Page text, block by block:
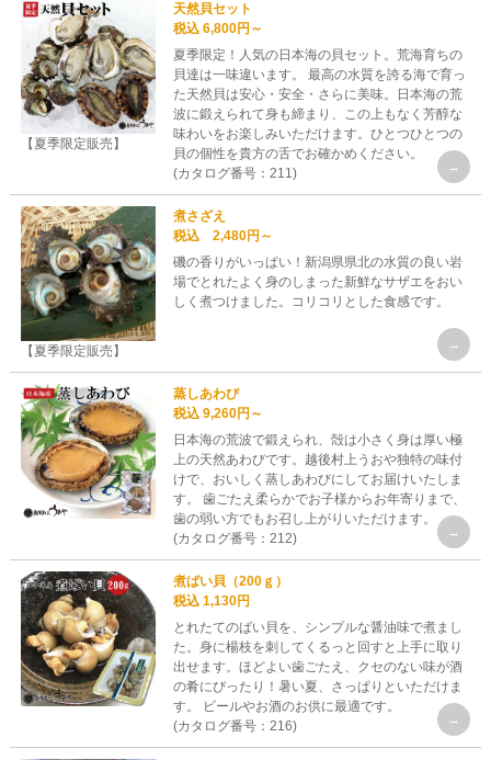
【夏季限定販売】
天然貝セット
税込 6,800円～
夏季限定！人気の日本海の貝セット。荒海育ちの
貝達は一味違います。 最高の水質を誇る海で育っ
た天然貝は安心・安全・さらに美味。日本海の荒
波に鍛えられて身も締まり、この上もなく芳醇な
味わいをお楽しみいただけます。ひとつひとつの
貝の個性を貴方の舌でお確かめください。
(カタログ番号：211)
【夏季限定販売】
煮さざえ
税込 2,480円～
磯の香りがいっぱい！新潟県県北の水質の良い岩
場でとれたよく身のしまった新鮮なサザエをおい
しく煮つけました。コリコリとした食感です。
蒸しあわび
税込 9,260円～
日本海の荒波で鍛えられ、殻は小さく身は厚い極
上の天然あわびです。越後村上うおや独特の味付
けで、おいしく蒸しあわびにしてお届けいたしま
す。 歯ごたえ柔らかでお子様からお年寄りまで、
歯の弱い方でもお召し上がりいただけます。
(カタログ番号：212)
煮ばい貝（200ｇ）
税込 1,130円
とれたてのばい貝を、シンプルな醤油味で煮まし
た。身に楊枝を刺してくるっと回すと上手に取り
出せます。ほどよい歯ごたえ、クセのない味が酒
の肴にぴったり！暑い夏、さっぱりといただけま
す。 ビールやお酒のお供に最適です。
(カタログ番号：216)